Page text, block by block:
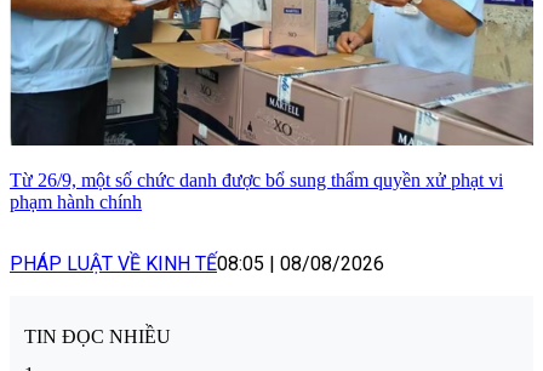
Từ 26/9, một số chức danh được bổ sung thẩm quyền xử phạt vi
phạm hành chính
PHÁP LUẬT VỀ KINH TẾ08:05 | 08/08/2026
TIN ĐỌC NHIỀU